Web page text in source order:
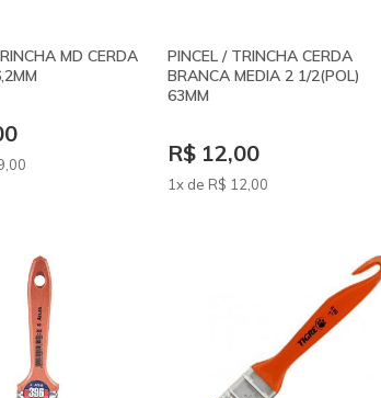
MD CERDA
,00
PINCEL / TRINCHA CERDA
BRANCA MEDIA 2 1/2(POL)
63MM
R$ 12,00
1x de R$ 12 ,00